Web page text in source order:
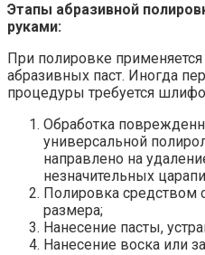
Этапы абразивной
руками:
При полировке
абразивных паст. Иногда
процедуры требуется
Обработка
универсальной
направлено на
незначительных
Полировка средством
размера;
Нанесение пасты,
Нанесение воска или